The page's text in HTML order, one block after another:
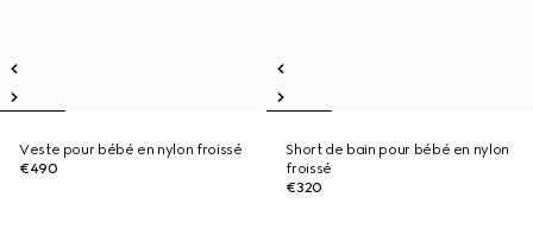
Veste pour bébé en nylon froissé
€490
Short de bain pour bébé en nylon
froissé
€320